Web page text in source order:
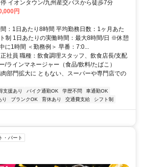
イオンタウン/九州産交バスから徒歩7分
円
：1日あたり8時間 平均勤務日数：1ヶ月あた
制 1日あたりの実働時間：最大8時間/日 ※休憩
に1時間 ＜勤務例＞ 早番：7:0...
社員 職種：飲食調理スタッフ、飲食店長/支配
/ラインマネージャー（食品/飲料/たばこ）
部門拡大に ともない、スーパーや専門店での
支援あり バイク通勤OK 学歴不問
車通勤OK
り ブランクOK 育休あり 交通費支給 シフト制
・パート